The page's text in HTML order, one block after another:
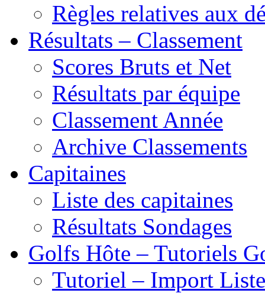
Règles relatives aux
Résultats – Classement
Scores Bruts et Net
Résultats par équipe
Classement Année
Archive Classements
Capitaines
Liste des capitaines
Résultats Sondages
Golfs Hôte – Tutoriels
Tutoriel – Import